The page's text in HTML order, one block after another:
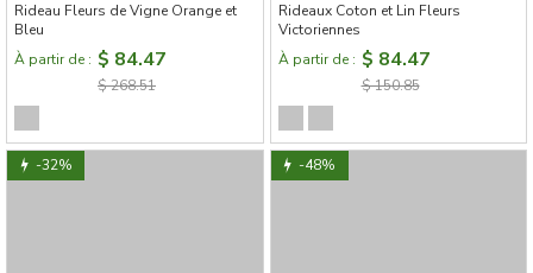
Rideau Fleurs de Vigne Orange et
Bleu
À partir de : $ 84.47
$ 268.51
Rideaux Coton et Lin Fleurs
Victoriennes
À partir de : $ 84.47
$ 150.85
-32% -48%